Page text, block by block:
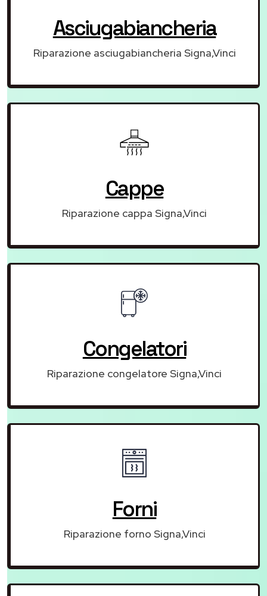
Asciugabiancheria
Riparazione asciugabiancheria Signa,Vinci
Cappe
Riparazione cappa Signa,Vinci
Congelatori
Riparazione congelatore Signa,Vinci
Forni
Riparazione forno Signa,Vinci